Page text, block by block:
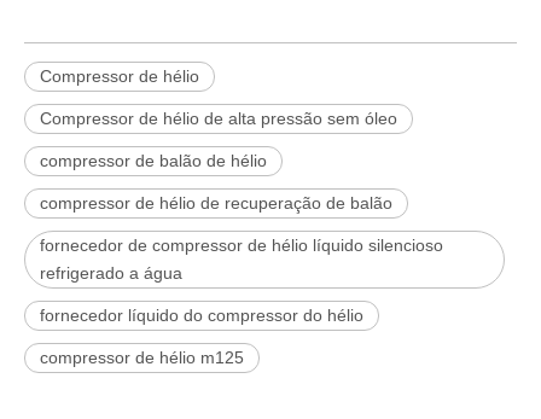
Compressor de hélio
Compressor de hélio de alta pressão sem óleo
compressor de balão de hélio
compressor de hélio de recuperação de balão
fornecedor de compressor de hélio líquido silencioso
refrigerado a água
fornecedor líquido do compressor do hélio
compressor de hélio m125